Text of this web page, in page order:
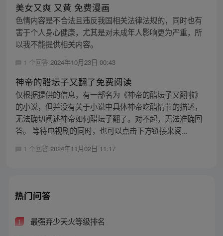
美女又爽 又黄 免费漫画
色情内容是不合法且违反我国相关法律法规的，同时也有
害于个人身心健康，尤其是对未成年人影响更为严重，所
以我不能提供相关内容。
1 个回答 2024年10月23日 00:43
神帝的醋坛子又翻了免费阅读
仅根据提供的信息，有一部名为《神帝的醋坛子又翻啦》
的小说，但并没有关于小说中具体神帝吃醋情节的描述，
无法确切阐述神帝如何醋坛子翻了。对不起，无法准确回
答。 等待电视剧的同时，也可以点击下方链接来阅...
1 个回答 2024年11月02日 11:17
热门问答
1 最强弃少天火等级排名